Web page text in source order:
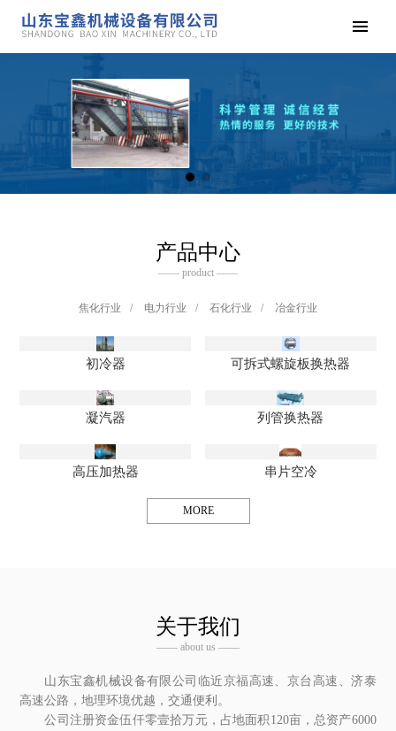
产品中心
—— product ——
焦化行业 / 电力行业 / 石化行业 / 冶金行业
初冷器 可拆式螺旋板换热器
凝汽器 列管换热器
高压加热器 串片空冷
MORE
关于我们
—— about us ——
山东宝鑫机械设备有限公司临近京福高速、京台高速、济泰
高速公路，地理环境优越，交通便利。
公司注册资金伍仟零壹拾万元，占地面积120亩，总资产6000